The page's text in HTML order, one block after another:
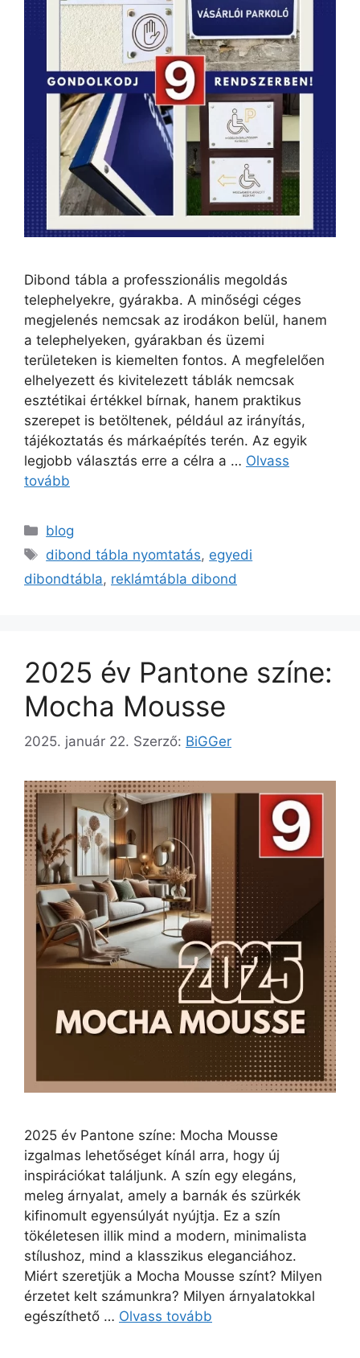
Dibond tábla a professzionális megoldás
telephelyekre, gyárakba. A minőségi céges
megjelenés nemcsak az irodákon belül, hanem
a telephelyeken, gyárakban és üzemi
területeken is kiemelten fontos. A megfelelően
elhelyezett és kivitelezett táblák nemcsak
esztétikai értékkel bírnak, hanem praktikus
szerepet is betöltenek, például az irányítás,
tájékoztatás és márkaépítés terén. Az egyik
legjobb választás erre a célra a … Olvass
tovább
blog
dibond tábla nyomtatás, egyedi
dibondtábla, reklámtábla dibond
2025 év Pantone színe:
Mocha Mousse
2025. január 22. Szerző: BiGGer
2025 év Pantone színe: Mocha Mousse
izgalmas lehetőséget kínál arra, hogy új
inspirációkat találjunk. A szín egy elegáns,
meleg árnyalat, amely a barnák és szürkék
kifinomult egyensúlyát nyújtja. Ez a szín
tökéletesen illik mind a modern, minimalista
stílushoz, mind a klasszikus eleganciához.
Miért szeretjük a Mocha Mousse színt? Milyen
érzetet kelt számunkra? Milyen árnyalatokkal
egészíthető … Olvass tovább